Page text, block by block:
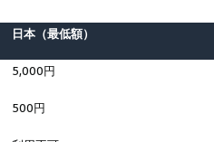
日本（最低額）
5,000円
500円